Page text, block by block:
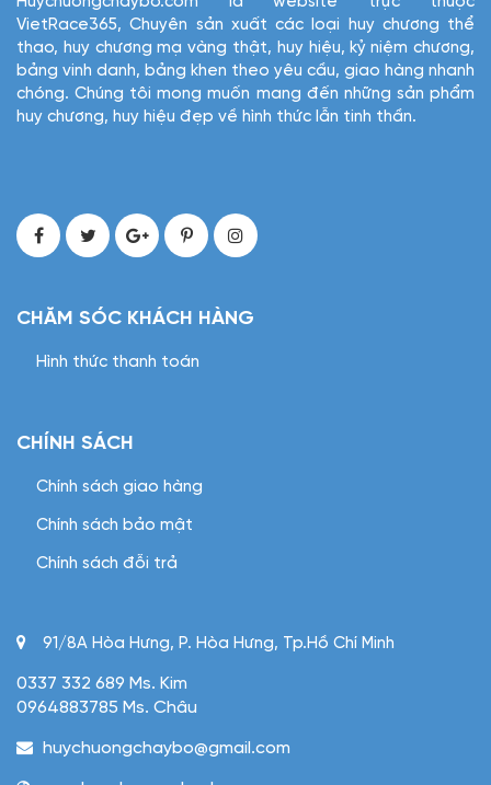
VietRace365, Chuyên sản xuất các loại huy chương thể
thao, huy chương mạ vàng thật, huy hiệu, kỷ niệm chương,
bảng vinh danh, bảng khen theo yêu cầu, giao hàng nhanh
chóng. Chúng tôi mong muốn mang đến những sản phẩm
huy chương, huy hiệu đẹp về hình thức lẫn tinh thần.
CHĂM SÓC KHÁCH HÀNG
Hình thức thanh toán
CHÍNH SÁCH
Chính sách giao hàng
Chính sách bảo mật
Chính sách đỗi trả
91/8A Hòa Hưng, P. Hòa Hưng, Tp.Hồ Chí Minh
0337 332 689 Ms. Kim
0964883785 Ms. Châu
huychuongchaybo@gmail.com